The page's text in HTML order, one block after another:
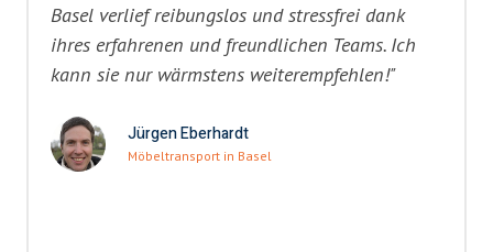
Basel verlief reibungslos und stressfrei dank
ihres erfahrenen und freundlichen Teams. Ich
kann sie nur wärmstens weiterempfehlen!"
Jürgen Eberhardt
Möbeltransport in Basel